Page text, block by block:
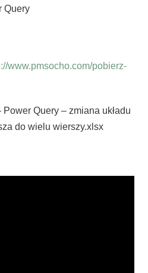
Query
www.pmsocho.com/pobierz-
Query – zmiana układu
do wielu wierszy.xlsx